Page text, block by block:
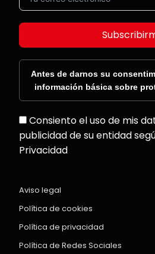
Antes de darnos su
información básica sobre
Consiento el uso de mis
publicidad de su entidad
Privacidad
Aviso legal
Política de cookies
Política de privacidad
Política de Redes Sociales